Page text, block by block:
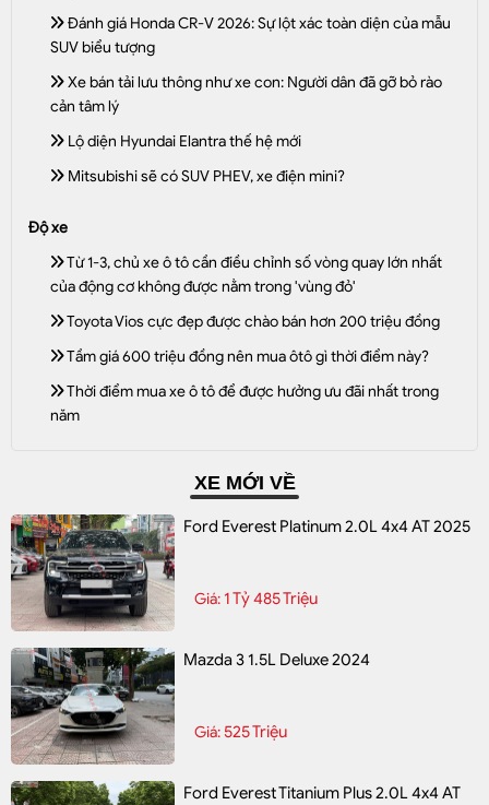
Đánh giá Honda CR-V 2026: Sự lột xác toàn diện của mẫu
SUV biểu tượng
Xe bán tải lưu thông như xe con: Người dân đã gỡ bỏ rào
cản tâm lý
Lộ diện Hyundai Elantra thế hệ mới
Mitsubishi sẽ có SUV PHEV, xe điện mini?
Độ xe
Từ 1-3, chủ xe ô tô cần điều chỉnh số vòng quay lớn nhất
của động cơ không được nằm trong 'vùng đỏ'
Toyota Vios cực đẹp được chào bán hơn 200 triệu đồng
Tầm giá 600 triệu đồng nên mua ôtô gì thời điểm này?
Thời điểm mua xe ô tô để được hưởng ưu đãi nhất trong
năm
XE MỚI VỀ
Ford Everest Platinum 2.0L 4x4 AT 2025
Giá: 1 Tỷ 485 Triệu
Mazda 3 1.5L Deluxe 2024
Giá:525 Triệu
Ford Everest Titanium Plus 2.0L 4x4 AT